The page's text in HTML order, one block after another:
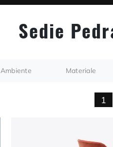
Sedie
Ambiente Materiale
1